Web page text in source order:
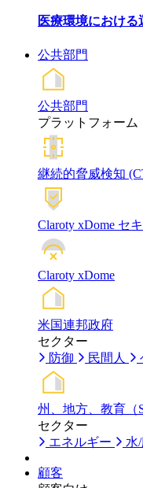
医療環境におけ
公共部門
公共部門
プラットフォーム
継続的脅威検知
Claroty xDome セ
Claroty xDome
米国連邦政府
セクター
防御
民間人
州、地方、教育（
セクター
エネルギー
水
顧客